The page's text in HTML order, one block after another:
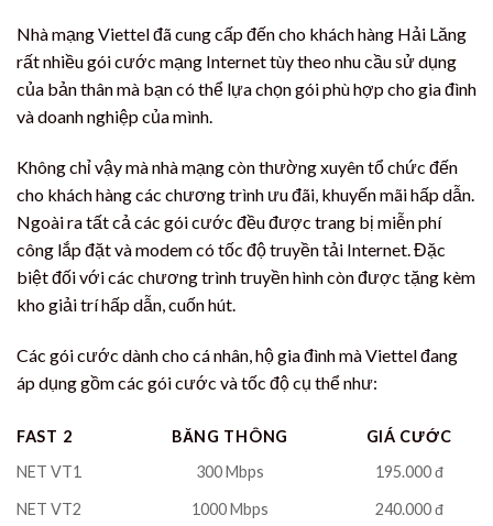
Nhà mạng Viettel đã cung cấp đến cho khách hàng Hải Lăng
rất nhiều gói cước mạng Internet tùy theo nhu cầu sử dụng
của bản thân mà bạn có thể lựa chọn gói phù hợp cho gia đình
và doanh nghiệp của mình.
Không chỉ vậy mà nhà mạng còn thường xuyên tổ chức đến
cho khách hàng các chương trình ưu đãi, khuyến mãi hấp dẫn.
Ngoài ra tất cả các gói cước đều được trang bị miễn phí
công lắp đặt và modem có tốc độ truyền tải Internet. Đặc
biệt đối với các chương trình truyền hình còn được tặng kèm
kho giải trí hấp dẫn, cuốn hút.
Các gói cước dành cho cá nhân, hộ gia đình mà Viettel đang
áp dụng gồm các gói cước và tốc độ cụ thể như:
FAST 2 BĂNG THÔNG
GIÁ CƯỚC
NET VT1
300 Mbps
195.000 đ
NET VT2
1000 Mbps
240.000 đ